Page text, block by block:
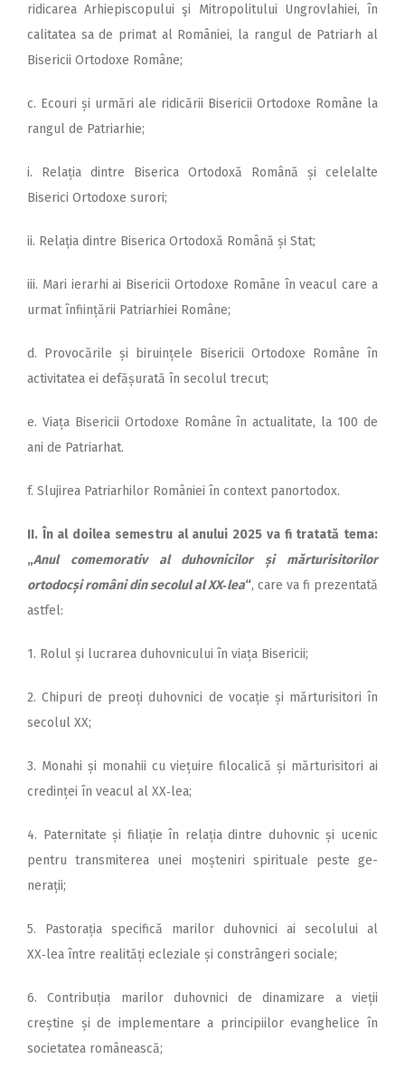
ridicarea Arhiepiscopului şi Mitropolitului Ungrovlahiei, în
calitatea sa de primat al României, la rangul de Patriarh al
Bisericii Ortodoxe Române;
c. Ecouri și urmări ale ridicării Bisericii Ortodoxe Române la
rangul de Patriarhie;
i. Relația dintre Biserica Ortodoxă Română și celelalte
Biserici Ortodoxe surori;
ii. Relația dintre Biserica Ortodoxă Română și Stat;
iii. Mari ierarhi ai Bisericii Ortodoxe Române în veacul care a
urmat înființării Patriarhiei Române;
d. Provocările și biruințele Bisericii Ortodoxe Române în
activitatea ei defășurată în secolul trecut;
e. Viața Bisericii Ortodoxe Române în actualitate, la 100 de
ani de Patriarhat.
f. Slujirea Patriarhilor României în context panortodox.
II. În al doilea semestru al anului 2025 va fi tratată tema:
„Anul comemorativ al duhovnicilor și mărturisitorilor
ortodocși români din secolul al XX‑lea“, care va fi prezentată
astfel:
1. Rolul și lucrarea duhovnicului în viața Bisericii;
2. Chipuri de preoți duhovnici de vocație și mărturisitori în
secolul XX;
3. Monahi și monahii cu viețuire filocalică și mărturisitori ai
credinței în veacul al XX‑lea;
4. Paternitate și filiație în relația dintre duhovnic și ucenic
pentru transmiterea unei moșteniri spirituale peste ge­
nerații;
5. Pastorația specifică marilor duhovnici ai secolului al
XX‑lea între realități ecleziale și constrângeri sociale;
6. Contribuția marilor duhovnici de dinamizare a vieții
creștine și de implementare a principiilor evanghelice în
societatea românească;